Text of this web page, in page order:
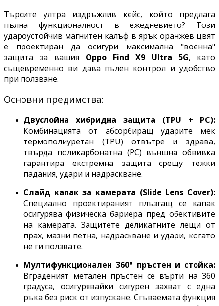
Търсите ултра издръжлив кейс, който предлага
пълна функционалност в ежедневието? Този
удароустойчив магнитен калъф в ярък оранжев цвят
е проектиран да осигури максимална "военна"
защита за вашия Oppo Find X9 Ultra 5G, като
същевременно ви дава пълен контрол и удобство
при ползване.
Основни предимства:
Двуслойна хибридна защита (TPU + PC):
Комбинацията от абсорбиращ ударите мек
термополиуретан (TPU) отвътре и здрава,
твърда поликарбонатна (PC) външна обвивка
гарантира екстремна защита срещу тежки
падания, удари и надраскване.
Слайд капак за камерата (Slide Lens Cover):
Специално проектираният плъзгащ се капак
осигурява физическа бариера пред обективите
на камерата. Защитете деликатните лещи от
прах, мазни петна, надраскване и удари, когато
не ги ползвате.
Мултифункционален 360° пръстен и стойка:
Вграденият метален пръстен се върти на 360
градуса, осигурявайки сигурен захват с една
ръка без риск от изпускане. Сгъваемата функция